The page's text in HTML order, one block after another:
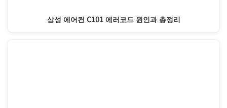
삼성 에어컨 C101 에러코드 원인과 총정리